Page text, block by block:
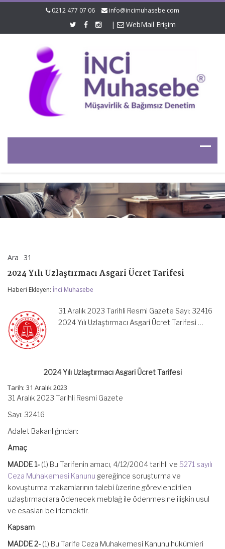
0212 477 07 06 info@incimuhasebe.com
| WebMail Erişim
Ara 31
Uzlaştırmacı
Ücret
2024 Yılı Uzlaştırmacı Asgari Ücret Tarifesi
Haberi Ekleyen: İnci Muhasebe
31 Aralık 2023 Tarihli Resmi Gazete Sayı: 32416
2024 Yılı Uzlaştırmacı Asgari Ücret Tarifesi …
2024 Yılı Uzlaştırmacı Asgari Ücret Tarifesi
Tarih: 31 Aralık 2023
31 Aralık 2023 Tarihli Resmi Gazete
Sayı: 32416
Adalet Bakanlığından:
Amaç
MADDE 1- (1) Bu Tarifenin amacı, 4/12/2004 tarihli ve 5271 sayılı
Ceza Muhakemesi Kanunu gereğince soruşturma ve
kovuşturma makamlarının talebi üzerine görevlendirilen
uzlaştırmacılara ödenecek meblağ ile ödenmesine ilişkin usul
ve esasları belirlemektir.
Kapsam
MADDE 2- (1) Bu Tarife Ceza Muhakemesi Kanunu hükümleri